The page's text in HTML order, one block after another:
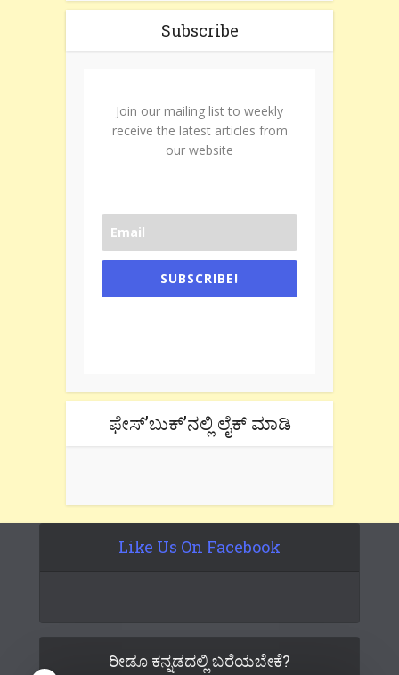
Subscribe
Join our mailing list to weekly
receive the latest articles from
our website
SUBSCRIBE!
ಫೇಸ್’ಬುಕ್’ನಲ್ಲಿ ಲೈಕ್ ಮಾಡಿ
Like Us On Facebook
ರೀಡೂ ಕನ್ನಡದಲ್ಲಿ ಬರೆಯಬೇಕೆ?